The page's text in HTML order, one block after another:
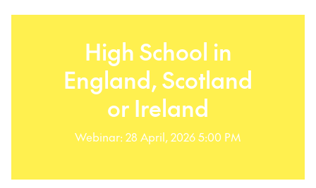
High School in
England, Scotland
or Ireland
Webinar: 28 April, 2026 5:00 PM